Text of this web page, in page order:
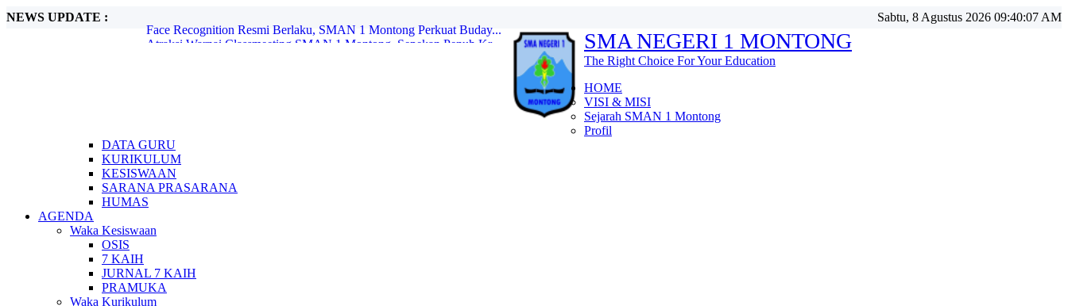
NEWS UPDATE :
Atraksi Warnai Classmeeting SMAN 1 Montong, Sepekan Penuh Kr...
Kembara 2026 Perkemahan Akhir Tahun dan Pelantikan Penegak B...
SMAN 1 Montong Satukan Komitmen Tingkatkan Mutu Pendidikan L...
Face Recognition Resmi Berlaku, SMAN 1 Montong Perkuat Buday...
Sabtu, 8 Agustus 2026 09:40:09 AM
SMA NEGERI 1 MONTONG
The Right Choice For Your Education
HOME
VISI & MISI
Sejarah SMAN 1 Montong
Profil
DATA GURU
KURIKULUM
KESISWAAN
SARANA PRASARANA
HUMAS
AGENDA
Waka Kesiswaan
OSIS
7 KAIH
JURNAL 7 KAIH
PRAMUKA
Waka Kurikulum